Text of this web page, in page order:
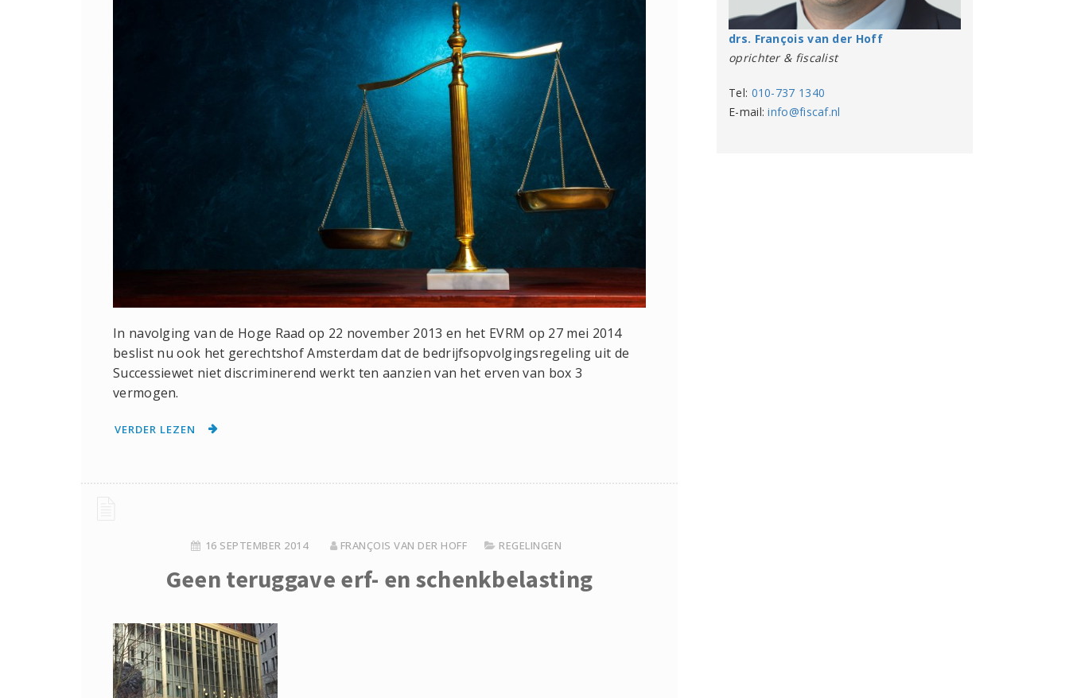
In navolging van de Hoge Raad op 22 november 2013 en het EVRM op 27 mei 2014
beslist nu ook het gerechtshof Amsterdam dat de bedrijfsopvolgingsregeling uit de
Successiewet niet discriminerend werkt ten aanzien van het erven van box 3
vermogen.
VERDER LEZEN
16 SEPTEMBER 2014 FRANÇOIS VAN DER HOFF REGELINGEN
Geen teruggave erf- en schenkbelasting
drs. François van der Hoff
oprichter & fiscalist
Tel: 010-737 1340
E-mail:info@fiscaf.nl